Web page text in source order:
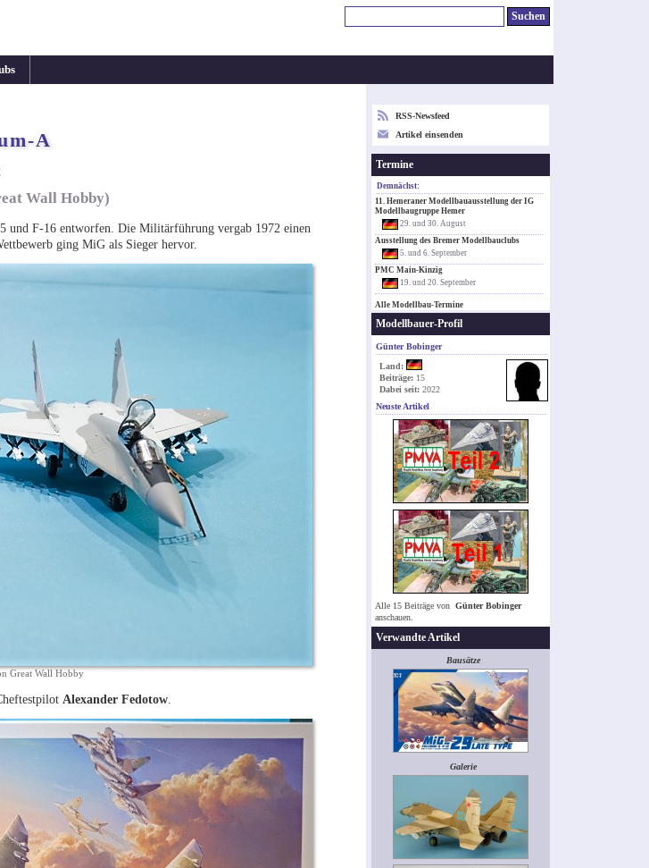
A
Wall Hobby)
und F-16 entworfen. Die Militärführung vergab 1972 einen
ging MiG als Sieger hervor.
Great Wall Hobby
Alexander Fedotow.
RSS-Newsfeed
Artikel einsenden
Termine
Demnächst:
11. Hemeraner Modellbauausstellung der IG
Modellbaugruppe Hemer
29. und 30. August
Ausstellung des Bremer Modellbauclubs
5. und 6. September
PMC Main-Kinzig
19. und 20. September
Alle Modellbau-Termine
Modellbauer-Profil
Günter Bobinger
Land:
Beiträge: 15
Dabei seit: 2022
Neuste Artikel
Alle 15 Beiträge von Günter Bobinger
anschauen.
Verwandte Artikel
Bausätze
Galerie